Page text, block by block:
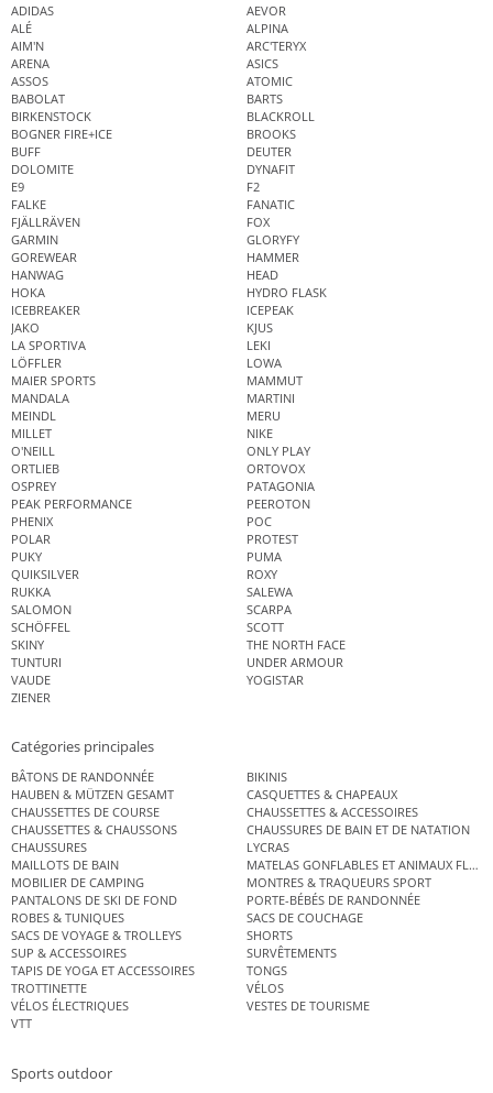
ADIDAS
AEVOR
ALÉ
ALPINA
AIM'N
ARC'TERYX
ARENA
ASICS
ASSOS
ATOMIC
BABOLAT
BARTS
BIRKENSTOCK
BLACKROLL
BOGNER FIRE+ICE
BROOKS
BUFF
DEUTER
DOLOMITE
DYNAFIT
E9
F2
FALKE
FANATIC
FJÄLLRÄVEN
FOX
GARMIN
GLORYFY
GOREWEAR
HAMMER
HANWAG
HEAD
HOKA
HYDRO FLASK
ICEBREAKER
ICEPEAK
JAKO
KJUS
LA SPORTIVA
LEKI
LÖFFLER
LOWA
MAIER SPORTS
MAMMUT
MANDALA
MARTINI
MEINDL
MERU
MILLET
NIKE
O'NEILL
ONLY PLAY
ORTLIEB
ORTOVOX
OSPREY
PATAGONIA
PEAK PERFORMANCE
PEEROTON
PHENIX
POC
POLAR
PROTEST
PUKY
PUMA
QUIKSILVER
ROXY
RUKKA
SALEWA
SALOMON
SCARPA
SCHÖFFEL
SCOTT
SKINY
THE NORTH FACE
TUNTURI
UNDER ARMOUR
VAUDE
YOGISTAR
ZIENER
Catégories principales
BÂTONS DE RANDONNÉE
BIKINIS
HAUBEN & MÜTZEN GESAMT
CASQUETTES & CHAPEAUX
CHAUSSETTES DE COURSE
CHAUSSETTES & ACCESSOIRES
CHAUSSETTES & CHAUSSONS
CHAUSSURES DE BAIN ET DE NATATION
CHAUSSURES
LYCRAS
MAILLOTS DE BAIN
MATELAS GONFLABLES ET ANIMAUX
MOBILIER DE CAMPING
MONTRES & TRAQUEURS SPORT
PANTALONS DE SKI DE FOND
PORTE-BÉBÉS DE RANDONNÉE
ROBES & TUNIQUES
SACS DE COUCHAGE
SACS DE VOYAGE & TROLLEYS
SHORTS
SUP & ACCESSOIRES
SURVÊTEMENTS
TAPIS DE YOGA ET ACCESSOIRES
TONGS
TROTTINETTE
VÉLOS
VÉLOS ÉLECTRIQUES
VESTES DE TOURISME
VTT
Sports outdoor